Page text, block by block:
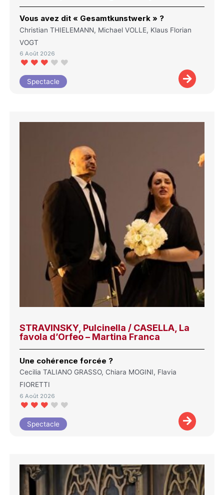
Vous avez dit « Gesamtkunstwerk » ?
Christian THIELEMANN, Michael VOLLE, Klaus Florian
VOGT
6 Août 2026
Spectacle
STRAVINSKY, Pulcinella / CASELLA, La
favola d’Orfeo – Martina Franca
Une cohérence forcée ?
Cecilia TALIANO GRASSO, Chiara MOGINI, Flavia
FIORETTI
6 Août 2026
Spectacle